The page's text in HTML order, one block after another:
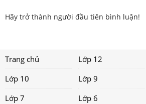
Hãy trở thành người đầu tiên bình luận!
Trang chủ Lớp 12
Lớp 10
Lớp 9
Lớp 7
Lớp 6